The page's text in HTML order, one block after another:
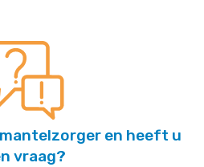
en heeft u
vraag?